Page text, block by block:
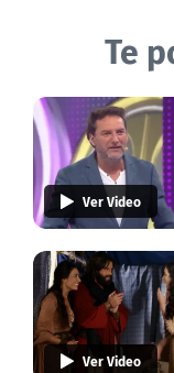
Te
Ver Video
Ver Video